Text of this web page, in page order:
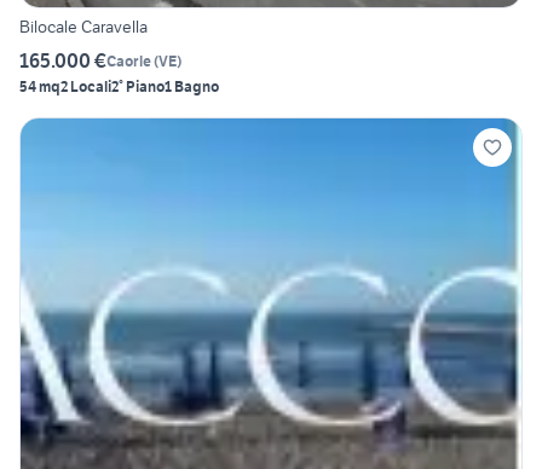
Bilocale Caravella
165.000 €Caorle(VE)
54 mq2 Locali2° Piano1 Bagno